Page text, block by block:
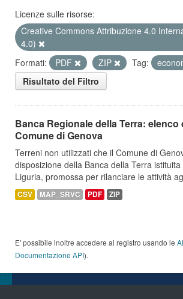
Licenze sulle risorse:
Creative Commons Attribuzione 4.0
4.0)
Formati:
PDF ZIP Tag:
Risultato del Filtro
Banca Regionale della Terra: elenco
Comune di Genova
Terreni non utilizzati che il Comune di
disposizione della Banca della Terra
Liguria, promossa per rilanciare le attività
CSV MAP_SRVC PDF ZIP
E' possibile inoltre accedere al registro usando le
Documentazione API).